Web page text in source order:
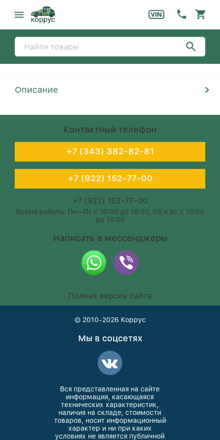
Описание
Контактный телефон
+7 (343) 382-82-81
+7 (922) 152-77-00
+7 (922) 152-77-00
Время работы: Пн—Пт с 10:00 до 19:00, Сб и Вс с 10:00
до 16:00
Написать в мессенджеры
Полная версия сайта
© 2010-2026 Коррус
Мы в соцсетях
Вся представленная на сайте
информация, касающаяся
технических характеристик,
наличия на складе, стоимости
товаров, носит информационный
характер и ни при каких
условиях не является публичной